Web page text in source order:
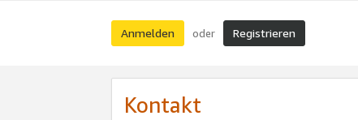
Anmelden oder Registrieren
Kontakt